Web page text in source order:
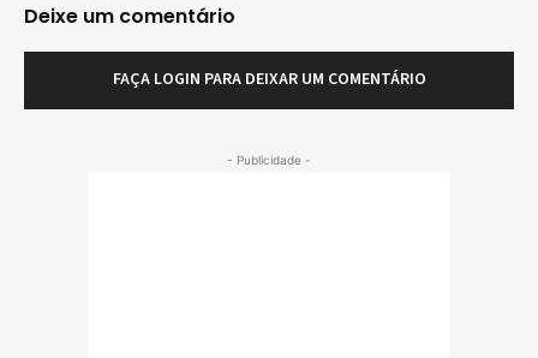
Deixe um comentário
FAÇA LOGIN PARA DEIXAR UM COMENTÁRIO
- Publicidade -